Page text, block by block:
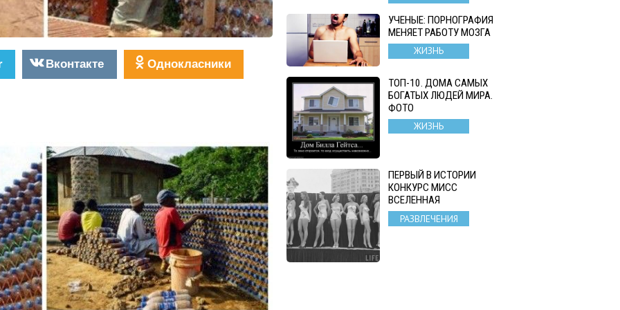
Вконтакте Однокласники
УЧЕНЫЕ: ПОРНОГРАФИЯ
МЕНЯЕТ РАБОТУ МОЗГА
ЖИЗНЬ
ТОП-10. ДОМА САМЫХ
БОГАТЫХ ЛЮДЕЙ МИРА.
ФОТО
ЖИЗНЬ
ПЕРВЫЙ В ИСТОРИИ
КОНКУРС МИСС
ВСЕЛЕННАЯ
РАЗВЛЕЧЕНИЯ